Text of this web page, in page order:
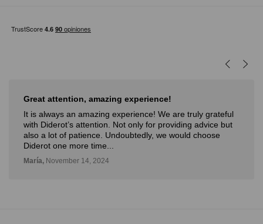
Muy buena experiencia
Muy buena experiencia. Diderot es una excelente y
novedosa forma de poder ver, aprender, comprar arte y
con la posibilidad de probarlo. Me fue muy bien!
Deli,September 12, 2024